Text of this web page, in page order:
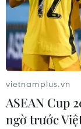
vietnamplus.vn
ASEAN Cup
ngờ trước